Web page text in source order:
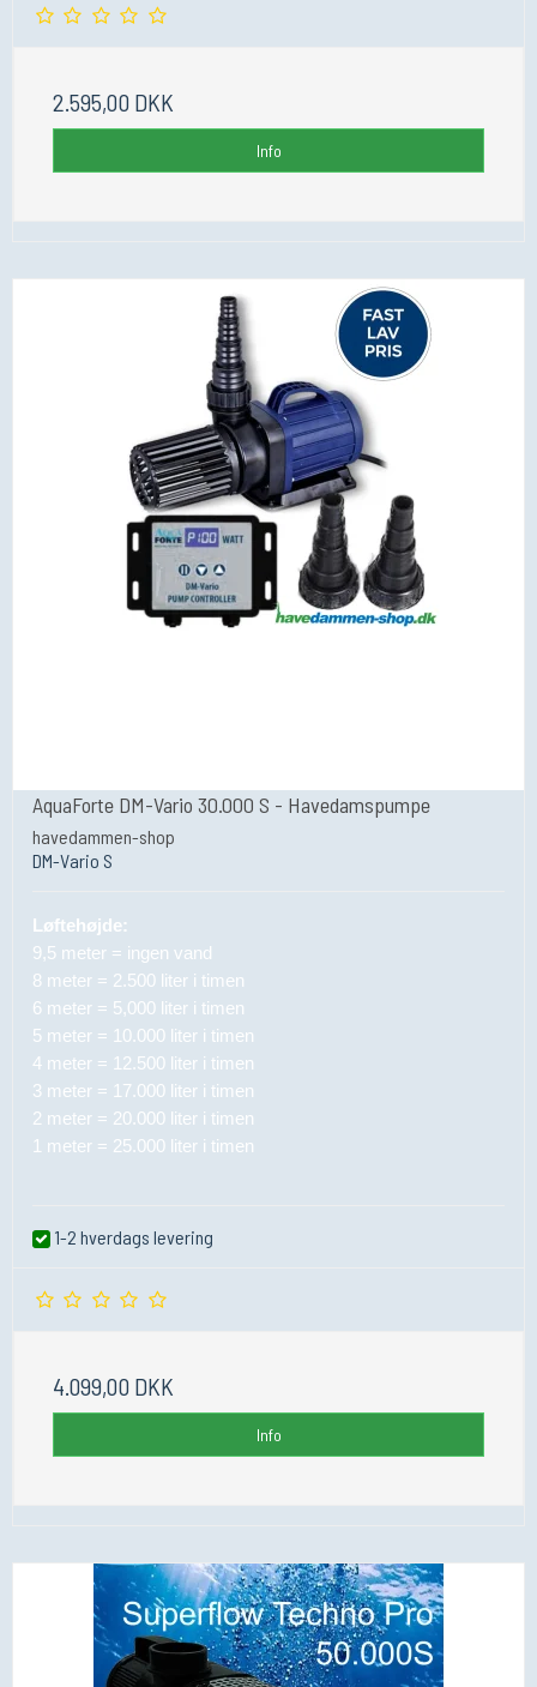
2.595,00 DKK
Info
AquaForte DM-Vario 30.000 S - Havedamspumpe
havedammen-shop
DM-Vario S
Løftehøjde:
9,5 meter = ingen vand
8 meter = 2.500 liter i timen
6 meter = 5,000 liter i timen
5 meter = 10.000 liter i timen
4 meter = 12.500 liter i timen
3 meter = 17.000 liter i timen
2 meter = 20.000 liter i timen
1 meter = 25.000 liter i timen
1-2 hverdags levering
4.099,00 DKK
Info